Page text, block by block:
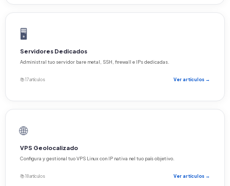
🖥️
Servidores Dedicados
Administral tuo servidor bare metal, SSH, firewall e IPs dedicadas.
📚 17 artículos Ver artículos →
🌐
VPS Geolocalizado
Configura y gestional tuo VPS Linux con IP nativa nel tuo país objetivo.
📚 18 artículos Ver artículos →